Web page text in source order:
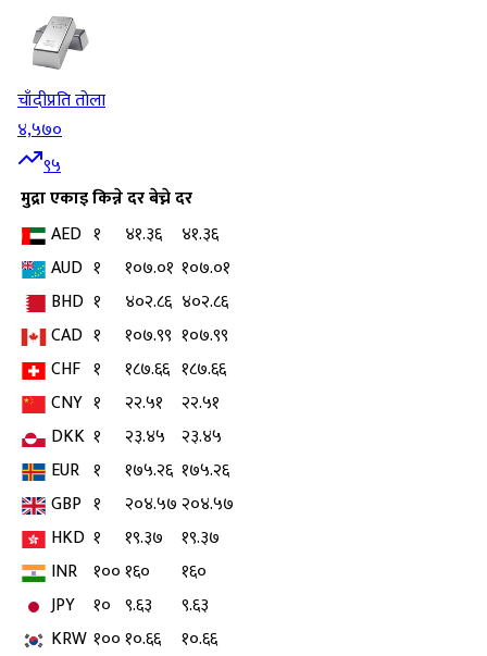
चाँदीप्रति तोला
४,५७०
९५
मुद्राएकाइकिन्ने दरबेच्ने दर
AED १ ४१.३६
४१.३६
AUD १ १०७.०१ १०७.०१
BHD १ ४०२.८६ ४०२.८६
CAD १ १०७.९९ १०७.९९
CHF १ १८७.६६ १८७.६६
CNY १ २२.५१
२२.५१
DKK १ २३.४५
२३.४५
EUR १ १७५.२६ १७५.२६
GBP १ २०४.५७ २०४.५७
HKD १ १९.३७
१९.३७
INR १००१६०
१६०
JPY
१० ९.६३
९.६३
KRW १००१०.६६
१०.६६